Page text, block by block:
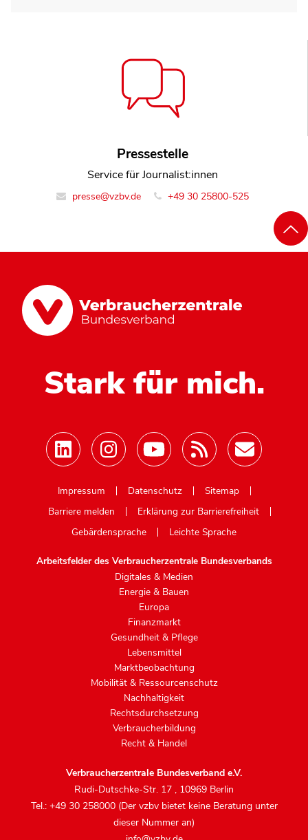
Pressestelle
Service für Journalist:innen
presse@vzbv.de +49 30 25800-525
Stark für mich.
Impressum
Datenschutz
Sitemap
Barriere melden
Erklärung zur Barrierefreiheit
Gebärdensprache
Leichte Sprache
Arbeitsfelder des Verbraucherzentrale Bundesverbands
Digitales & Medien
Energie & Bauen
Europa
Finanzmarkt
Gesundheit & Pflege
Lebensmittel
Marktbeobachtung
Mobilität & Ressourcenschutz
Nachhaltigkeit
Rechtsdurchsetzung
Verbraucherbildung
Recht & Handel
Verbraucherzentrale Bundesverband e.V.
Rudi-Dutschke-Str. 17 , 10969 Berlin
Tel.: +49 30 258000 (Der vzbv bietet keine Beratung unter
dieser Nummer an)